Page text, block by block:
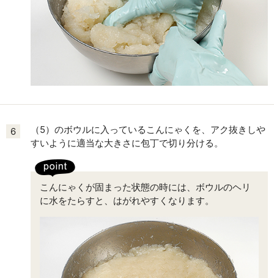
6
（5）のボウルに入っているこんにゃくを、アク抜きしや
すいように適当な大きさに包丁で切り分ける。
こんにゃくが固まった状態の時には、ボウルのヘリ
に水をたらすと、はがれやすくなります。